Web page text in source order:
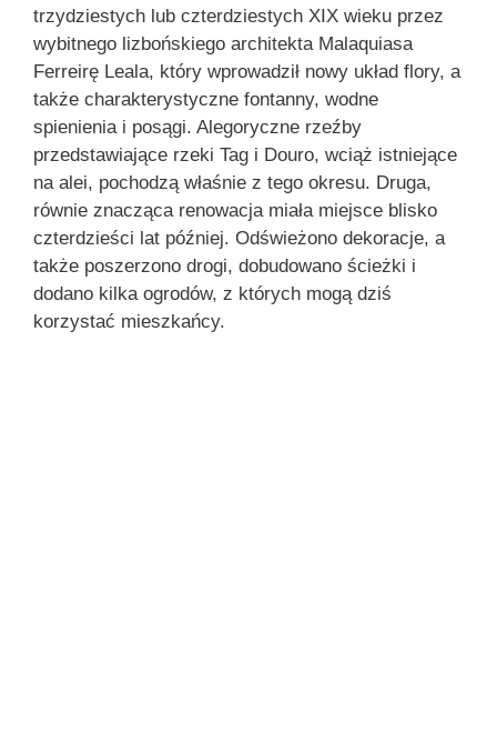
trzydziestych lub czterdziestych XIX wieku przez
wybitnego lizbońskiego architekta Malaquiasa
Ferreirę Leala, który wprowadził nowy układ flory, a
także charakterystyczne fontanny, wodne
spienienia i posągi. Alegoryczne rzeźby
przedstawiające rzeki Tag i Douro, wciąż istniejące
na alei, pochodzą właśnie z tego okresu. Druga,
równie znacząca renowacja miała miejsce blisko
czterdzieści lat później. Odświeżono dekoracje, a
także poszerzono drogi, dobudowano ścieżki i
dodano kilka ogrodów, z których mogą dziś
korzystać mieszkańcy.